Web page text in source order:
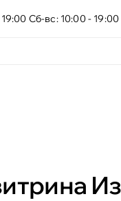
Сб-вс: 10:00 - 19:00